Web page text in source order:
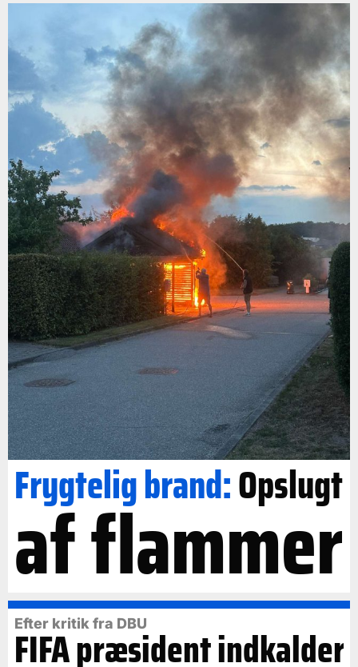
Frygtelig brand:Opslugt
af flammer
Efter kritik fra DBU
FIFA præsident indkalder